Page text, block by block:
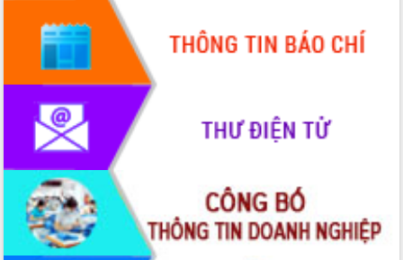
Đắk Lắk: Tôn vinh 46 giải pháp tại Hội
thi Sáng tạo Kỹ thuật 2024 - 2025
Đắk Lắk rà soát, điều chỉnh Đề án 190
về phát triển nuôi trồng thủy sản
Phó Chủ tịch UBND tỉnh Đắk Lắk
Trương Công Thái kiểm tra thực địa
Dự án cao tốc Khánh Hòa - Buôn Ma
Thuột
Định vị cà phê Việt Nam như một “di
sản sống” trong dòng chảy toàn cầu
Xây dựng nông thôn mới: Nâng cao đời
sống người dân từ những mô hình thiết